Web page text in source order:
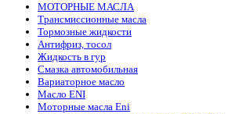
МОТОРНЫЕ МАСЛА
Трансмиссионные масла
Тормозные жидкости
Антифриз, тосол
Жидкость в гур
Смазка автомобильная
Вариаторное масло
Масло ENI
Моторные масла Eni